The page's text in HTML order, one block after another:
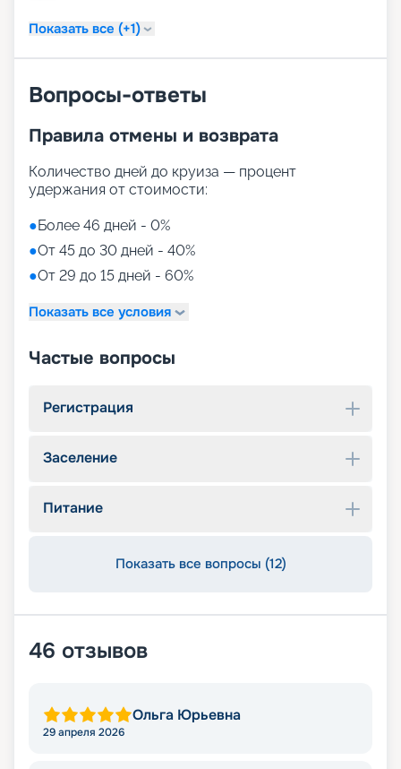
Показать все (+1)
Вопросы-ответы
Правила отмены и возврата
Количество дней до круиза — процент
удержания от стоимости:
●Более 46 дней - 0%
●От 45 до 30 дней - 40%
●От 29 до 15 дней - 60%
Показать все условия
Частые вопросы
Регистрация
Заселение
Питание
Показать все вопросы (12)
46 отзывов
Ольга Юрьевна
29 апреля 2026